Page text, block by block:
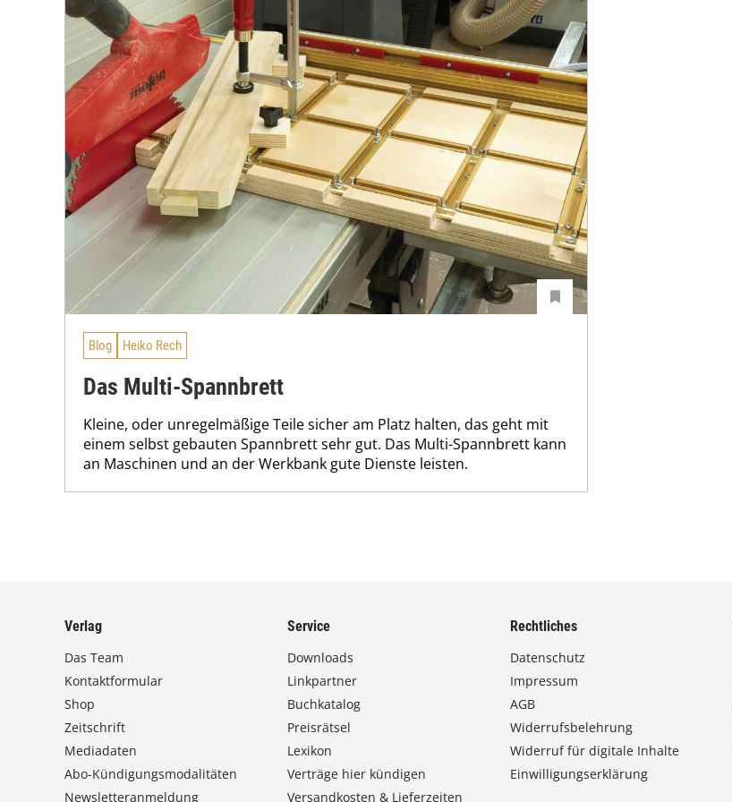
Blog Heiko Rech
Das Multi-Spannbrett
Kleine, oder unregelmäßige Teile sicher am Platz halten, das geht mit
einem selbst gebauten Spannbrett sehr gut. Das Multi-Spannbrett kann
an Maschinen und an der Werkbank gute Dienste leisten.
Verlag
Das Team
Kontaktformular
Shop
Zeitschrift
Mediadaten
Abo-Kündigungsmodalitäten
Newsletteranmeldung
Service
Downloads
Linkpartner
Buchkatalog
Preisrätsel
Lexikon
Verträge hier kündigen
Versandkosten & Lieferzeiten
Rechtliches
Datenschutz
Impressum
AGB
Widerrufsbelehrung
Widerruf für digitale Inhalte
Einwilligungserklärung